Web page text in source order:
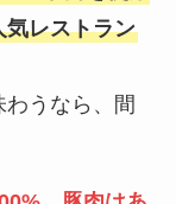
気レストラン
うなら、間